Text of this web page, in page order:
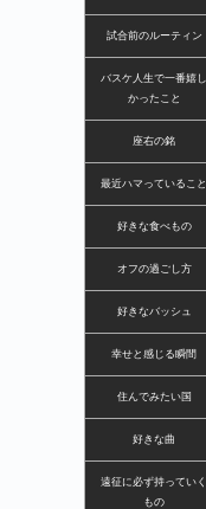
試合前のルーティン
バスケ人生で一番嬉し
かったこと
座右の銘
最近ハマっていること
好きな食べもの
オフの過ごし方
好きなバッシュ
幸せと感じる瞬間
住んでみたい国
好きな曲
遠征に必ず持っていく
もの